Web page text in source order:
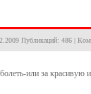
Публикаций: 486 |
или за красивую